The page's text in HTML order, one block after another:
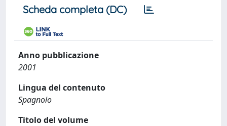
Scheda completa (DC)
Anno pubblicazione
2001
Lingua del contenuto
Spagnolo
Titolo del volume